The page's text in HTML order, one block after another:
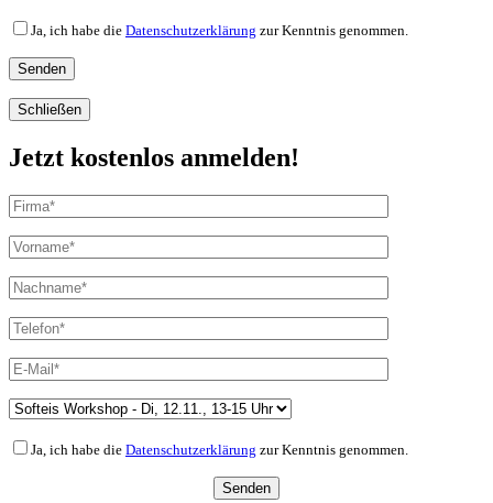
Ja, ich habe die Datenschutzerklärung zur Kenntnis genommen.
Schließen
Jetzt kostenlos anmelden!
Ja, ich habe die Datenschutzerklärung zur Kenntnis genommen.